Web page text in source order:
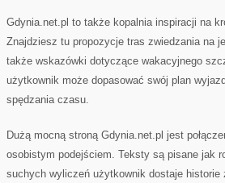
Gdynia.net.pl to także kopalnia inspiracji na
Znajdziesz tu propozycje tras zwiedzania na
także wskazówki dotyczące wakacyjnego
użytkownik może dopasować swój plan
spędzania czasu.
Dużą mocną stroną Gdynia.net.pl jest
osobistym podejściem. Teksty są pisane jak
suchych wyliczeń użytkownik dostaje historie